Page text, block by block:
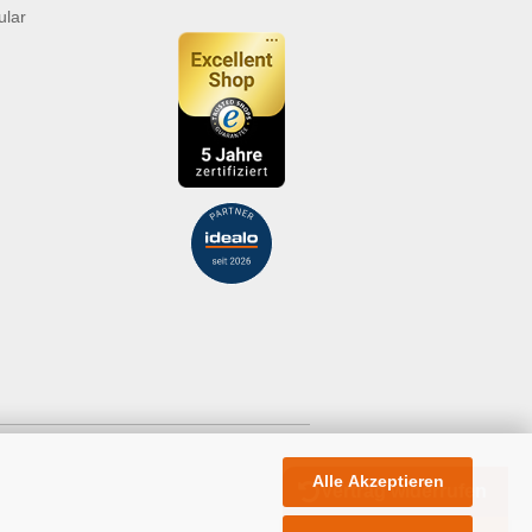
Alle Akzeptieren
Vertrag widerrufen